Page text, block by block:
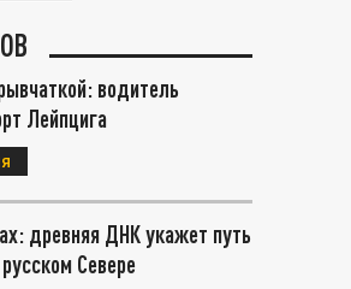
водитель
Лейпцига
древняя ДНК укажет путь
Севере